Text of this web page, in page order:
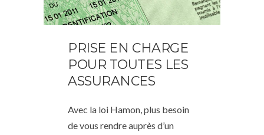
PRISE EN CHARGE
POUR TOUTES LES
ASSURANCES
Avec la loi Hamon, plus besoin
de vous rendre auprès d’un